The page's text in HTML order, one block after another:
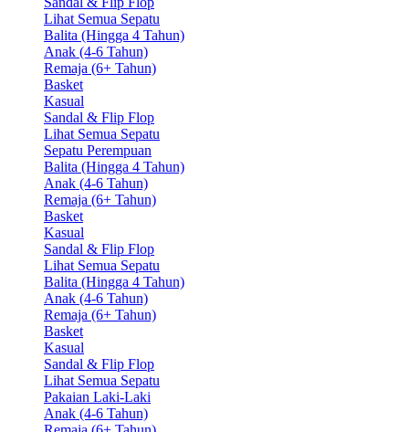
Lihat Semua Sepatu
Balita (Hingga 4 Tahun)
Anak (4-6 Tahun)
Remaja (6+ Tahun)
Basket
Kasual
Sandal & Flip Flop
Lihat Semua Sepatu
Sepatu Perempuan
Balita (Hingga 4 Tahun)
Anak (4-6 Tahun)
Remaja (6+ Tahun)
Basket
Kasual
Sandal & Flip Flop
Lihat Semua Sepatu
Balita (Hingga 4 Tahun)
Anak (4-6 Tahun)
Remaja (6+ Tahun)
Basket
Kasual
Sandal & Flip Flop
Lihat Semua Sepatu
Pakaian Laki-Laki
Anak (4-6 Tahun)